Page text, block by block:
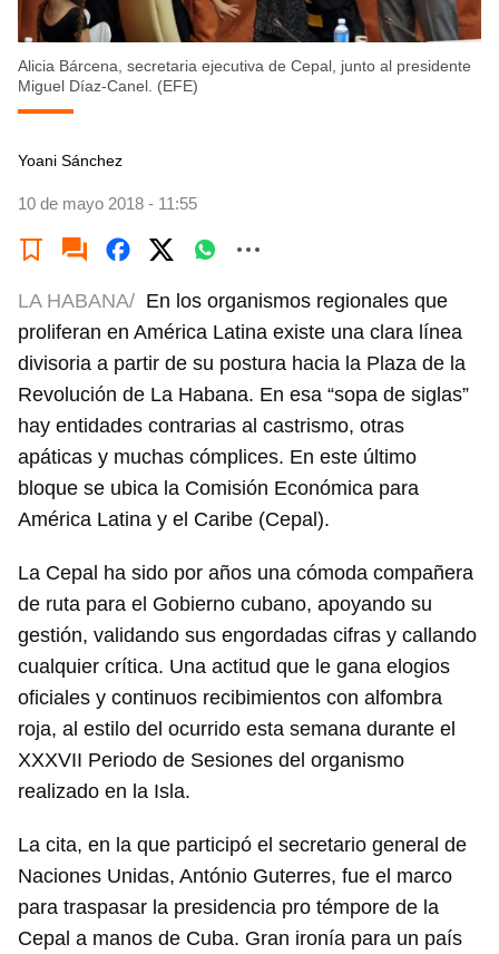
Alicia Bárcena, secretaria ejecutiva de Cepal, junto al presidente
Miguel Díaz-Canel. (EFE)
Yoani Sánchez
10 de mayo 2018 - 11:55
LA HABANA/ En los organismos regionales que
proliferan en América Latina existe una clara línea
divisoria a partir de su postura hacia la Plaza de la
Revolución de La Habana. En esa “sopa de siglas”
hay entidades contrarias al castrismo, otras
apáticas y muchas cómplices. En este último
bloque se ubica la Comisión Económica para
América Latina y el Caribe (Cepal).
La Cepal ha sido por años una cómoda compañera
de ruta para el Gobierno cubano, apoyando su
gestión, validando sus engordadas cifras y callando
cualquier crítica. Una actitud que le gana elogios
oficiales y continuos recibimientos con alfombra
roja, al estilo del ocurrido esta semana durante el
XXXVII Periodo de Sesiones del organismo
realizado en la Isla.
La cita, en la que participó el secretario general de
Naciones Unidas, António Guterres, fue el marco
para traspasar la presidencia pro témpore de la
Cepal a manos de Cuba. Gran ironía para un país